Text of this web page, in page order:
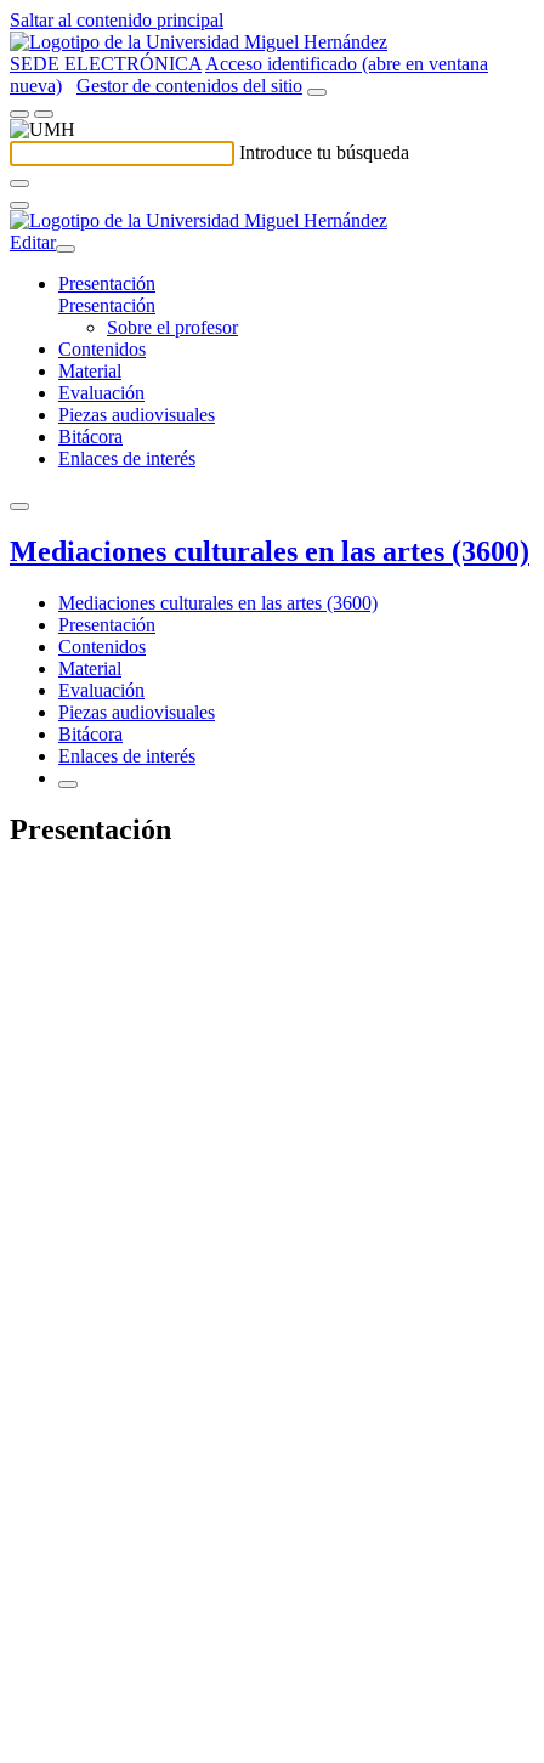
Saltar al contenido principal
SEDE ELECTRÓNICA Acceso identificado (abre en ventana
nueva)
Gestor de contenidos del sitio
Introduce tu búsqueda
Editar
Presentación
Presentación
Sobre el profesor
Contenidos
Material
Evaluación
Piezas audiovisuales
Bitácora
Enlaces de interés
Mediaciones culturales en las artes (3600)
Mediaciones culturales en las artes (3600)
Presentación
Contenidos
Material
Evaluación
Piezas audiovisuales
Bitácora
Enlaces de interés
Presentación